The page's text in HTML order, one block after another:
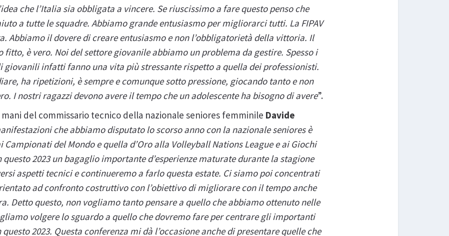
che l’Italia sia obbligata a vincere. Se riuscissimo a fare questo penso che
a tutte le squadre. Abbiamo grande entusiasmo per migliorarci tutti. La FIPAV
Abbiamo il dovere di creare entusiasmo e non l’obbligatorietà della vittoria. Il
fitto, è vero. Noi del settore giovanile abbiamo un problema da gestire. Spesso i
infatti fanno una vita più stressante rispetto a quella dei professionisti.
ha ripetizioni, è sempre e comunque sotto pressione, giocando tanto e non
I nostri ragazzi devono avere il tempo che un adolescente ha bisogno di avere”.
del commissario tecnico della nazionale seniores femminile Davide
che abbiamo disputato lo scorso anno con la nazionale seniores è
del Mondo e quella d’Oro alla Volleyball Nations League e ai Giochi
2023 un bagaglio importante d’esperienze maturate durante la stagione
aspetti tecnici e continueremo a farlo questa estate. Ci siamo poi concentrati
ad confronto costruttivo con l’obiettivo di migliorare con il tempo anche
Detto questo, non vogliamo tanto pensare a quello che abbiamo ottenuto nelle
volgere lo sguardo a quello che dovremo fare per centrare gli importanti
2023. Questa conferenza mi dà l’occasione anche di presentare quelle che